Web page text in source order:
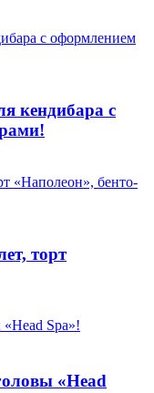
кендибара с
торт
«Head